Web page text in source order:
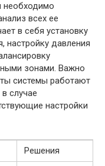
необходимо
всех ее
в себя установку
настройку давления
зонами. Важно
системы работают
случае
настройки
Решения